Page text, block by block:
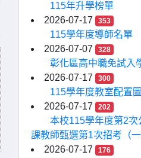
115年升學榜單
2026-07-17
353
115學年度導師名單
2026-07-07
328
彰化區高中職免試入
2026-07-17
300
115學年度教室配置圖
2026-07-17
202
本校115學年度第2次
課教師甄選第1次招考（
2026-07-17
176